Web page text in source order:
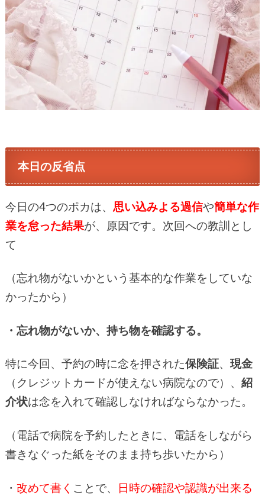
本日の反省点
今日の4つのポカは、 思い込みよる過信や簡単な作
業を怠った結果が、原因です。次回への教訓とし
て
（忘れ物がないかという基本的な作業をしていな
かったから）
・忘れ物がないか、持ち物を確認する。
特に今回、予約の時に念を押された保険証、 現金
（クレジットカードが使えない病院なので）、 紹
介状は念を入れて確認しなければならなかった。
（電話で病院を予約したときに、電話をしながら
書きなぐった紙をそのまま持ち歩いたから）
・ 改めて書く ことで、
日時の確認や認識が出来る